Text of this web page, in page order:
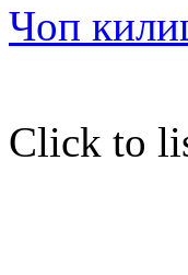
Чоп
Click to